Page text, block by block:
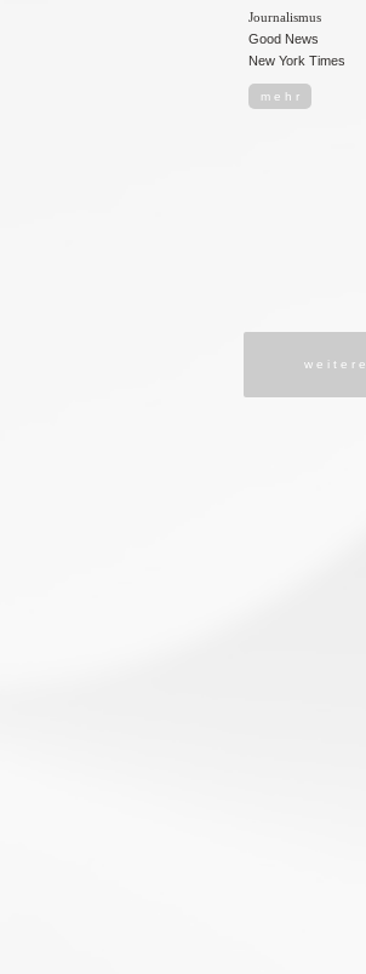
Journalismus
Good News
New York Times
m e h r
w e i t e r e